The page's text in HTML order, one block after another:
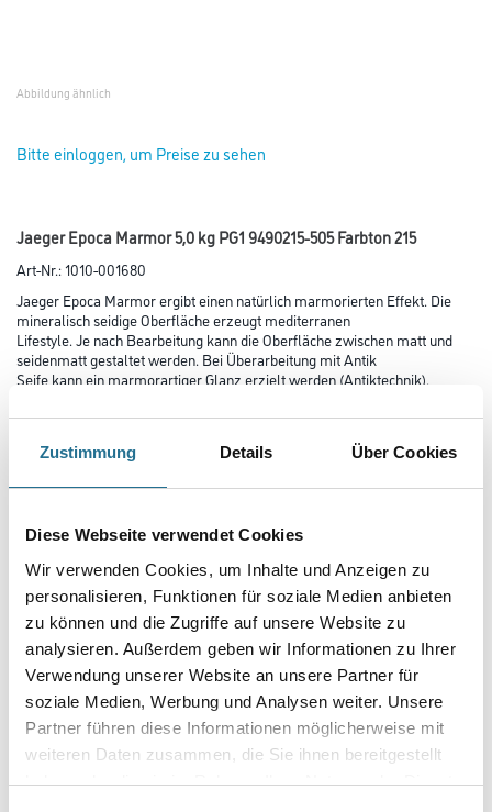
Zustimmung Details Über Cookies
Diese Webseite verwendet Cookies
Wir verwenden Cookies, um Inhalte und Anzeigen zu
personalisieren, Funktionen für soziale Medien anbieten
zu können und die Zugriffe auf unsere Website zu
analysieren. Außerdem geben wir Informationen zu Ihrer
Verwendung unserer Website an unsere Partner für
soziale Medien, Werbung und Analysen weiter. Unsere
Partner führen diese Informationen möglicherweise mit
weiteren Daten zusammen, die Sie ihnen bereitgestellt
haben oder die sie im Rahmen Ihrer Nutzung der Dienste
Abbildung ähnlich
Bitte einloggen, um Preise zu sehen
Jaeger Epoca Marmor 5,0 kg PG1 9490215-505 Farbton 215
Art-Nr.:1010-001680
Jaeger Epoca Marmor ergibt einen natürlich marmorierten Effekt. Die
mineralisch seidige Oberfläche erzeugt mediterranen
Lifestyle. Je nach Bearbeitung kann die Oberfläche zwischen matt und
seidenmatt gestaltet werden. Bei Überarbeitung mit Antik
Seife kann ein marmorartiger Glanz erzielt werden (Antiktechnik).
Gebinde
Umrechnungsfaktoren